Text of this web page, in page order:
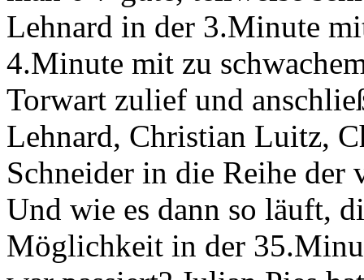
Lehnard in der 3.Minute
4.Minute mit zu
Torwart zulief und
Lehnard, Christian Luitz,
Schneider in die Reihe der
Und wie es dann so läuft,
Möglichkeit in der